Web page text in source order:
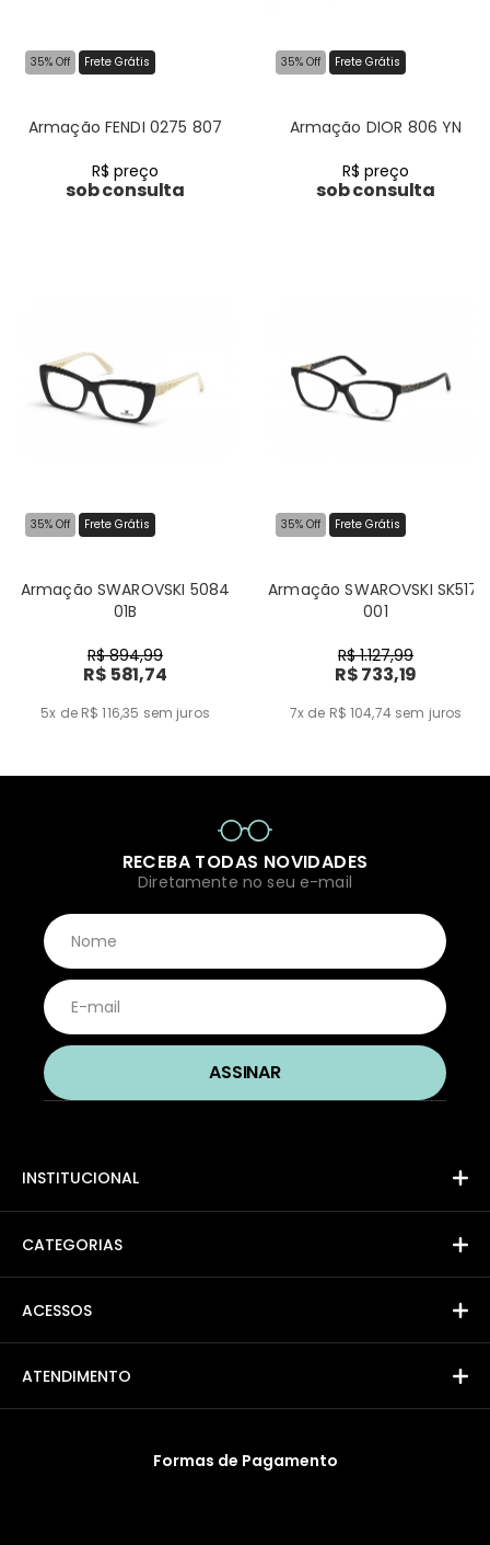
35% Off Frete Grátis
Armação FENDI 0275 807
R$ preço
sob consulta
35% Off Frete Grátis
Armação DIOR 806 YN
R$ preço
sob consulta
35% Off Frete Grátis
Armação SWAROVSKI 5084
01B
R$ 894,99
R$ 581,74
5x de R$ 116,35 sem juros
35% Off Frete Grátis
Armação SWAROVSKI SK5171
001
R$ 1.127,99
R$ 733,19
7x de R$ 104,74 sem juros
RECEBA TODAS NOVIDADES
Diretamente no seu e-mail
INSTITUCIONAL
CATEGORIAS
ACESSOS
ATENDIMENTO
Formas de Pagamento